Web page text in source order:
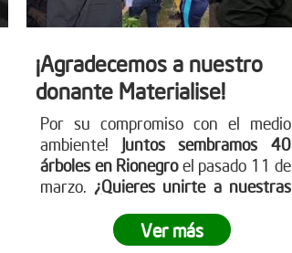
¡Agradecemos a nuestro
donante Materialise!
Por su compromiso con el medio
ambiente! Juntos sembramos 40
árboles en Rionegroel pasado 11 de
marzo. ¿Quieres unirte a nuestras
página web www.reddearboles.org
Ver más